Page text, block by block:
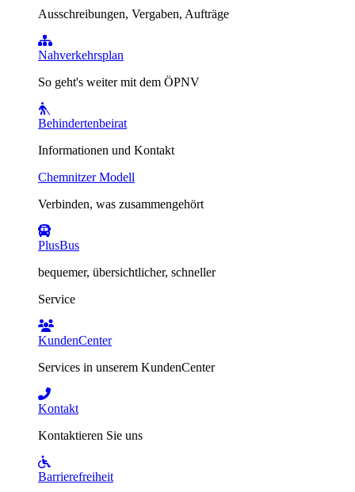
Ausschreibungen, Vergaben, Aufträge
Nahverkehrsplan
So geht's weiter mit dem ÖPNV
Behindertenbeirat
Informationen und Kontakt
Chemnitzer Modell
Verbinden, was zusammengehört
PlusBus
bequemer, übersichtlicher, schneller
Service
KundenCenter
Services in unserem KundenCenter
Kontakt
Kontaktieren Sie uns
Barrierefreiheit